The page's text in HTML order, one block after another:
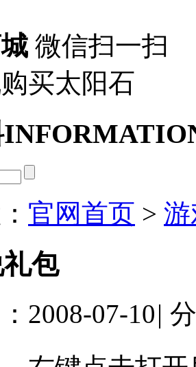
微信扫一扫
买太阳石
官网首页 >
包
2008-07-10|